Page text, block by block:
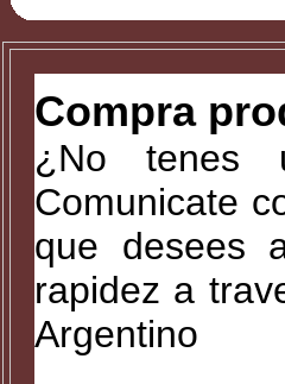
Compra
¿No tenes
Comunicate
que desees
rapidez a
Argentino